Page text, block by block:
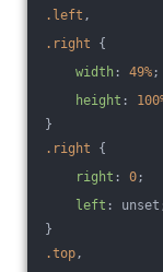
.left ,
.right {
width : 49% ;
height :
}
.right {
right : 0 ;
left :
}
.top ,